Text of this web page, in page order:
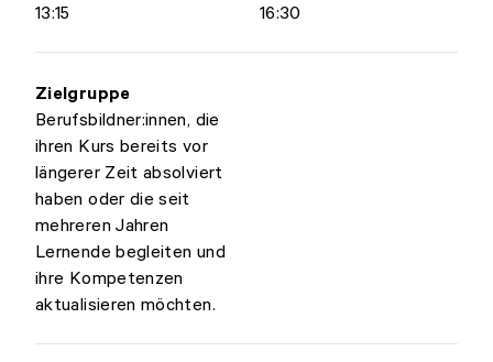
13:15
16:30
Zielgruppe
Berufsbildner:innen, die
ihren Kurs bereits vor
längerer Zeit absolviert
haben oder die seit
mehreren Jahren
Lernende begleiten und
ihre Kompetenzen
aktualisieren möchten.